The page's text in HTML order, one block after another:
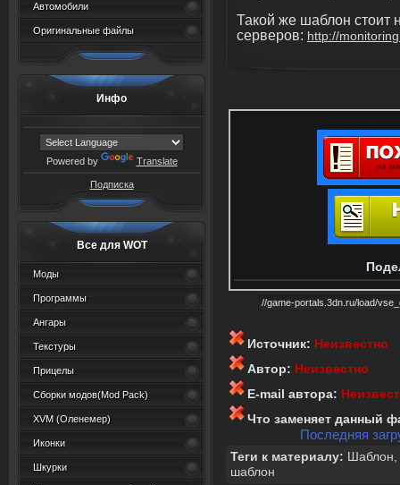
Автомобили
Оригинальные файлы
Инфо
Powered by Translate
Подписка
Все для WOT
Моды
Программы
Ангары
Текстуры
Прицелы
Сборки модов(Mod Pack)
XVM (Oленемер)
Иконки
Шкурки
Такой же шаблон стоит
серверов: http://
Источник: Неизвестно
Автор: Неизвестно
E-mail автора:
Что заменяет данный
Последняя
Теги к материалу: Шаблон
шаблон